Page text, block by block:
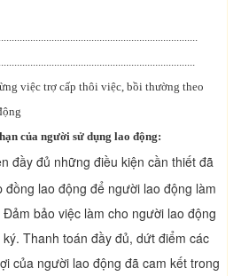
việc trợ cấp thôi việc, bồi thường theo
của người sử dụng lao động:
đầy đủ những điều kiện cần thiết đã
đồng lao động để người lao động làm
bảo việc làm cho người lao động
Thanh toán đầy đủ, dứt điểm các
của người lao động đã cam kết trong